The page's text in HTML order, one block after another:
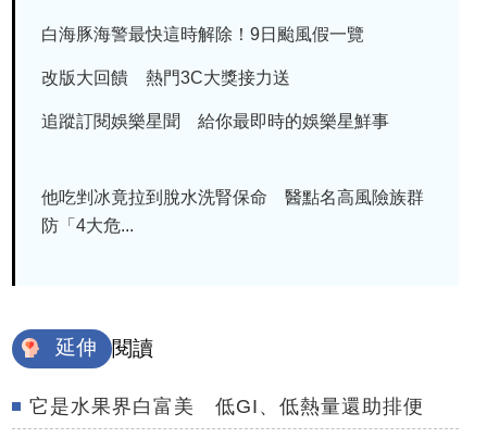
白海豚海警最快這時解除！9日颱風假一覽
改版大回饋 熱門3C大獎接力送
追蹤訂閱娛樂星聞 給你最即時的娛樂星鮮事
他吃剉冰竟拉到脫水洗腎保命 醫點名高風險族群
防「4大危...
延伸 閱讀
它是水果界白富美 低GI、低熱量還助排便